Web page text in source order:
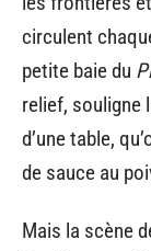
circulent
petite baie du
relief, souligne
d’une table,
de sauce au
Mais la scène